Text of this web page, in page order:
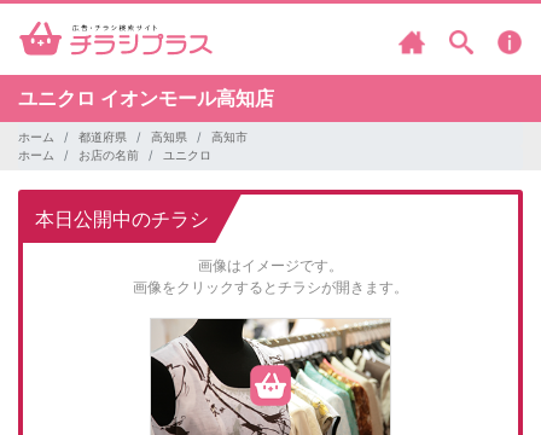
ユニクロ イオンモール高知店
ホーム 都道府県 高知県
高知市
ホーム
お店の名前 ユニクロ
本日公開中のチラシ
画像はイメージです。
画像をクリックするとチラシが開きます。